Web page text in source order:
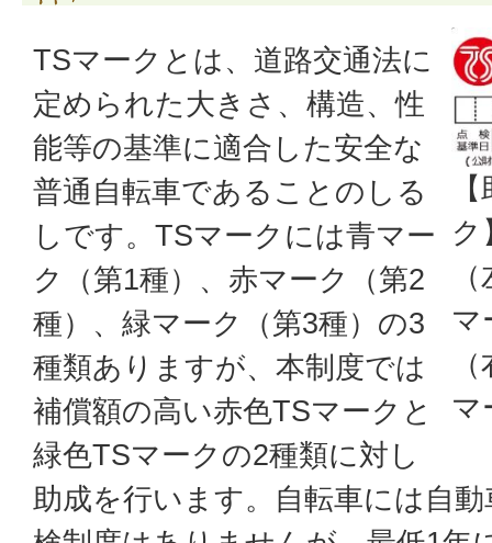
ク
マ
マ
TSマークとは、道路交通法に
定められた大きさ、構造、性
能等の基準に適合した安全な
普通自転車であることのしる
しです。TSマークには青マー
ク（第1種）、赤マーク（第2
種）、緑マーク（第3種）の3
種類ありますが、本制度では
補償額の高い赤色TSマークと
緑色TSマークの2種類に対し
助成を行います。自転車には自